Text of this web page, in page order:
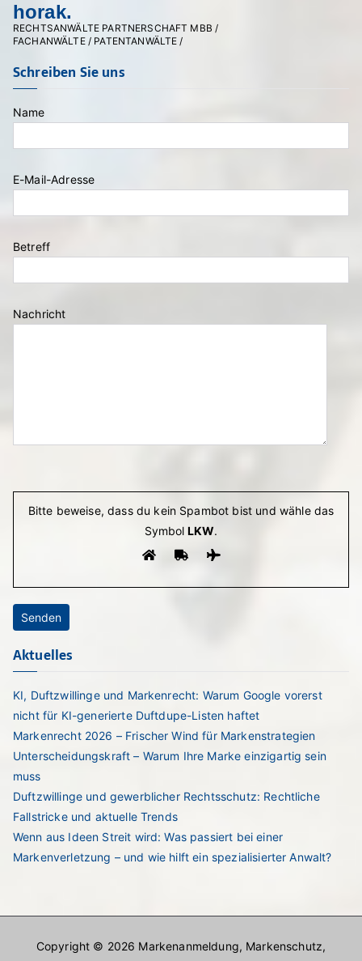
horak.
RECHTSANWÄLTE PARTNERSCHAFT MBB /
FACHANWÄLTE / PATENTANWÄLTE /
Schreiben Sie uns
Name
Bitte lasse dieses Feld leer.
E-Mail-Adresse
Betreff
Nachricht
Bitte beweise, dass du kein Spambot bist und wähle das
Symbol LKW.
Aktuelles
KI, Duftzwillinge und Markenrecht: Warum Google vorerst
nicht für KI-generierte Duftdupe-Listen haftet
Markenrecht 2026 – Frischer Wind für Markenstrategien
Unterscheidungskraft – Warum Ihre Marke einzigartig sein
muss
Duftzwillinge und gewerblicher Rechtsschutz: Rechtliche
Fallstricke und aktuelle Trends
Wenn aus Ideen Streit wird: Was passiert bei einer
Markenverletzung – und wie hilft ein spezialisierter Anwalt?
Copyright © 2026 Markenanmeldung, Markenschutz,